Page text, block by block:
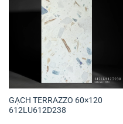
GẠCH TERRAZZO 60×120
612LU612D238